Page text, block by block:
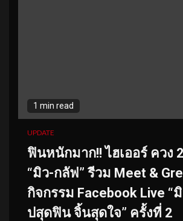
1 min read
UPDATE
ฟินหนักมาก!! ไฮเออร์ ควง
“มิว-กลัฟ” รีวม Meet &
กิจกรรม Facebook Live “
ปสุดฟิน จิ้นสุดใจ” ครั้งที่ 2